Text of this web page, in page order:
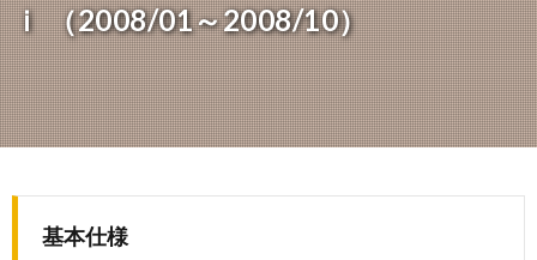
ｉ （2008/01～2008/10）
基本仕様